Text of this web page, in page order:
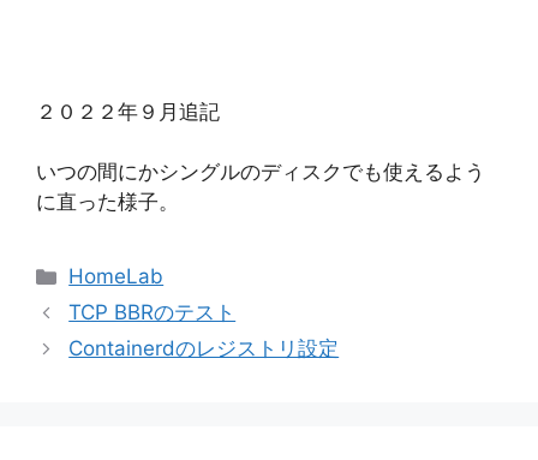
２０２２年９月追記
いつの間にかシングルのディスクでも使えるよう
に直った様子。
カ
テ
リ
HomeLab
TCP BBRのテスト
Containerdのレジストリ設定